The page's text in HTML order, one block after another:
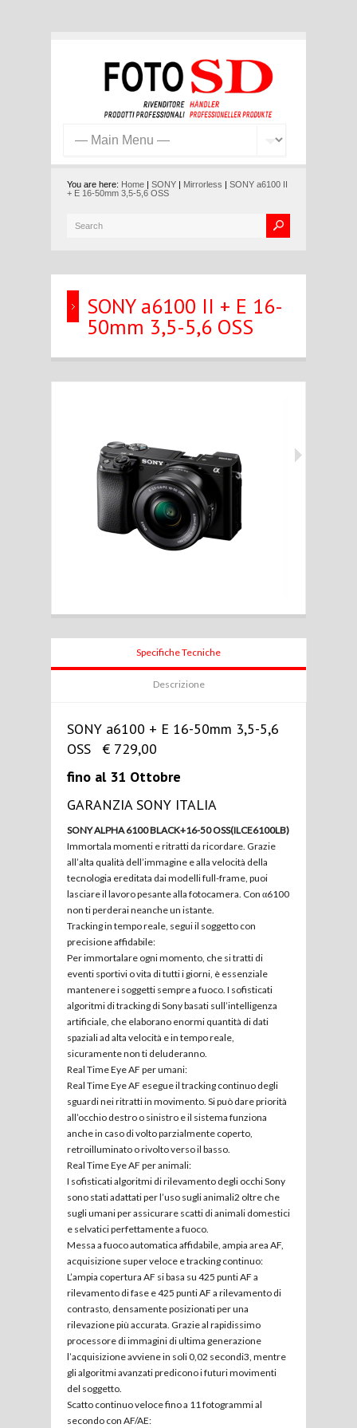
You are here: Home SONY Mirrorless
SONY a6100 II
+ E 16-50mm 3,5-5,6 OSS
SONY a6100 II + E 16-
50mm 3,5-5,6 OSS
Specifiche Tecniche
Descrizione
SONY a6100 + E 16-50mm 3,5-5,6
OSS € 729,00
fino al 31 Ottobre
GARANZIA SONY ITALIA
SONY ALPHA 6100 BLACK+16-50 OSS(ILCE6100LB)
Immortala momenti e ritratti da ricordare. Grazie
all’alta qualità dell’immagine e alla velocità della
tecnologia ereditata dai modelli full-frame, puoi
lasciare il lavoro pesante alla fotocamera. Con α6100
non ti perderai neanche un istante.
Tracking in tempo reale, segui il soggetto con
precisione affidabile:
Per immortalare ogni momento, che si tratti di
eventi sportivi o vita di tutti i giorni, è essenziale
mantenere i soggetti sempre a fuoco. I sofisticati
algoritmi di tracking di Sony basati sull’intelligenza
artificiale, che elaborano enormi quantità di dati
spaziali ad alta velocità e in tempo reale,
sicuramente non ti deluderanno.
Real Time Eye AF per umani:
Real Time Eye AF esegue il tracking continuo degli
sguardi nei ritratti in movimento. Si può dare priorità
all’occhio destro o sinistro e il sistema funziona
anche in caso di volto parzialmente coperto,
retroilluminato o rivolto verso il basso.
Real Time Eye AF per animali:
I sofisticati algoritmi di rilevamento degli occhi Sony
sono stati adattati per l’uso sugli animali2 oltre che
sugli umani per assicurare scatti di animali domestici
e selvatici perfettamente a fuoco.
Messa a fuoco automatica affidabile, ampia area AF,
acquisizione super veloce e tracking continuo:
L’ampia copertura AF si basa su 425 punti AF a
rilevamento di fase e 425 punti AF a rilevamento di
contrasto, densamente posizionati per una
rilevazione più accurata. Grazie al rapidissimo
processore di immagini di ultima generazione
l’acquisizione avviene in soli 0,02 secondi3, mentre
gli algoritmi avanzati predicono i futuri movimenti
del soggetto.
Scatto continuo veloce fino a 11 fotogrammi al
secondo con AF/AE: